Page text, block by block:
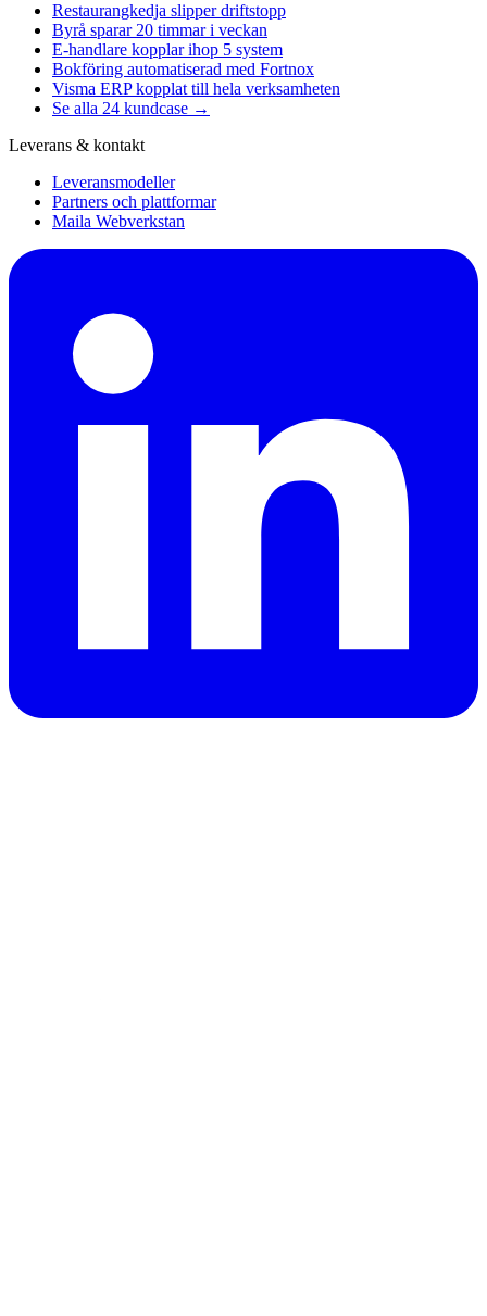
Restaurangkedja slipper driftstopp
Byrå sparar 20 timmar i veckan
E-handlare kopplar ihop 5 system
Bokföring automatiserad med Fortnox
Visma ERP kopplat till hela verksamheten
Se alla 24 kundcase →
Leverans & kontakt
Leveransmodeller
Partners och plattformar
Maila Webverkstan